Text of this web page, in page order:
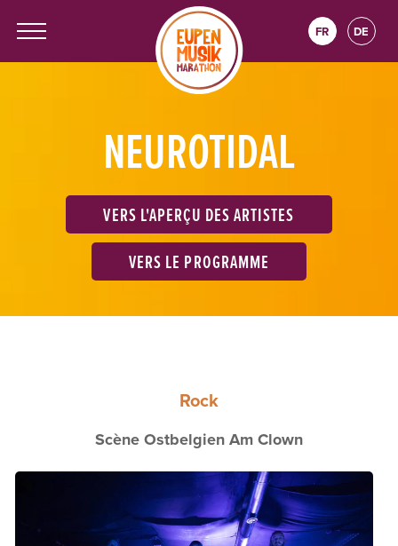
FR DE
NEUROTIDAL
VERS L'APERÇU DES ARTISTES
VERS LE PROGRAMME
Rock
Scène Ostbelgien Am Clown